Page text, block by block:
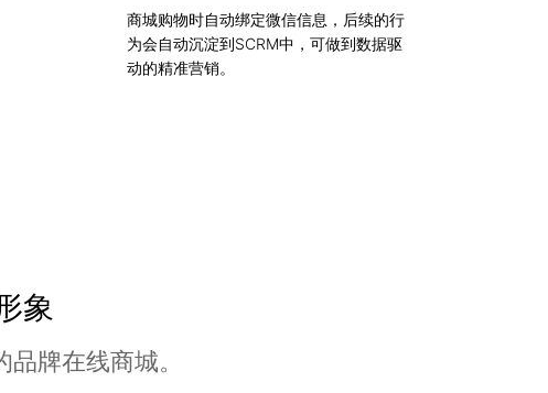
商城购物时自动绑定微信信息，后续的行
为会自动沉淀到SCRM中，可做到数据驱
动的精准营销。
象
牌在线商城。